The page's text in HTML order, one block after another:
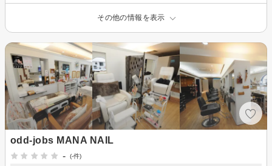
その他の情報を表示
odd-jobs MANA NAIL
-
(-件)